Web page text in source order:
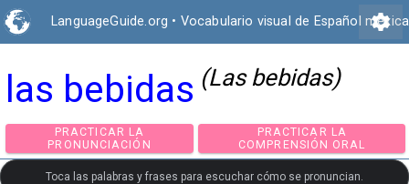
LanguageGuide.org • Vocabulario visual de Español settings
las bebidas (Las bebidas)
PRACTICAR LA
PRONUNCIACIÓN
PRACTICAR LA
COMPRENSIÓN
Toca las palabras y frases para escuchar cómo se pronuncian.